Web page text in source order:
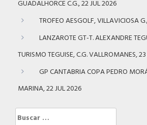
GUADALHORCE C.G., 22 JUL 2026
TROFEO AESGOLF, VILLAVICIOSA
LANZAROTE GT-T. ALEXANDRE
TURISMO TEGUISE, C.G. VALLROMANES,
GP CANTABRIA COPA PEDRO
MARINA, 22 JUL 2026
Buscar: